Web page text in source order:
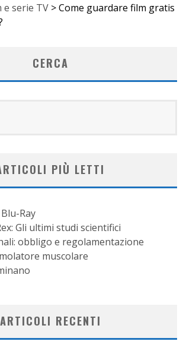
e serie TV >Come guardare film gratis
CERCA
PIÙ LETTI
Ray
Gli ultimi studi scientifici
obbligo e regolamentazione
muscolare
ARTICOLI RECENTI